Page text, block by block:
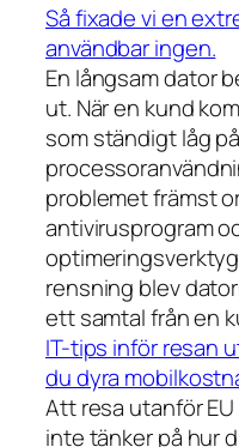
Så fixade vi en
användbar ingen.
En långsam dator
ut. När en kund
som ständigt låg
problemet främst
antivirusprogram
rensning blev
ett samtal från en
IT-tips inför resan
du dyra
Att resa utanför
inte tänker på hur